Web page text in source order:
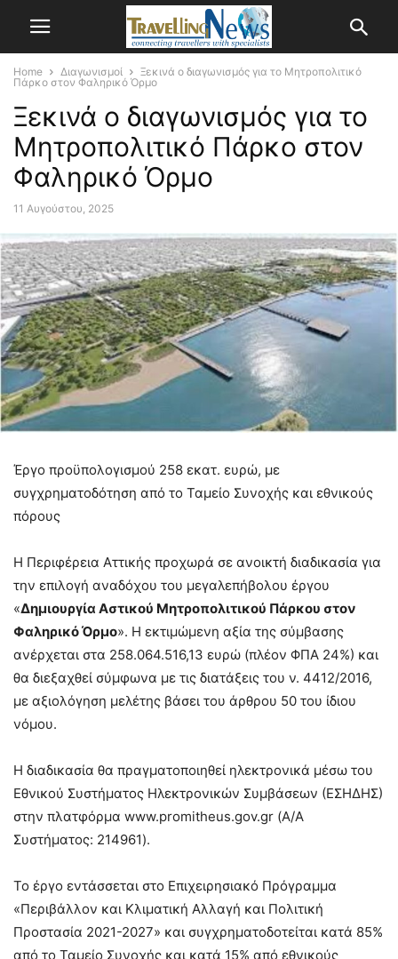
Home Διαγωνισμοί
Ξεκινά ο διαγωνισμός για το Μητροπολιτικό
Πάρκο στον Φαληρικό Όρμο
Ξεκινά ο διαγωνισμός για το
Μητροπολιτικό Πάρκο στον
Φαληρικό Όρμο
11 Αυγούστου, 2025
Έργο προϋπολογισμού 258 εκατ. ευρώ, με
συγχρηματοδότηση από το Ταμείο Συνοχής και εθνικούς
πόρους
Η Περιφέρεια Αττικής προχωρά σε ανοικτή διαδικασία για
την επιλογή αναδόχου του μεγαλεπήβολου έργου
«Δημιουργία Αστικού Μητροπολιτικού Πάρκου στον
Φαληρικό Όρμο». Η εκτιμώμενη αξία της σύμβασης
ανέρχεται στα 258.064.516,13 ευρώ (πλέον ΦΠΑ 24%) και
θα διεξαχθεί σύμφωνα με τις διατάξεις του ν. 4412/2016,
με αξιολόγηση μελέτης βάσει του άρθρου 50 του ίδιου
νόμου.
Η διαδικασία θα πραγματοποιηθεί ηλεκτρονικά μέσω του
Εθνικού Συστήματος Ηλεκτρονικών Συμβάσεων (ΕΣΗΔΗΣ)
στην πλατφόρμα www.promitheus.gov.gr (Α/Α
Συστήματος: 214961).
Το έργο εντάσσεται στο Επιχειρησιακό Πρόγραμμα
«Περιβάλλον και Κλιματική Αλλαγή και Πολιτική
Προστασία 2021-2027» και συγχρηματοδοτείται κατά 85%
από το Ταμείο Συνοχής και κατά 15% από εθνικούς